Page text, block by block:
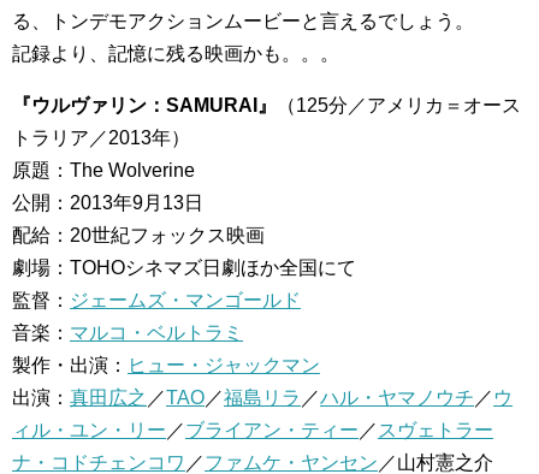
る、トンデモアクションムービーと言えるでしょう。
記録より、記憶に残る映画かも。。。
『ウルヴァリン：SAMURAI』
（125分／アメリカ＝オース
トラリア／2013年）
原題：The Wolverine
公開：2013年9月13日
配給：20世紀フォックス映画
劇場：TOHOシネマズ日劇ほか全国にて
監督： ジェームズ・マンゴールド
音楽： マルコ・ベルトラミ
製作・出演： ヒュー・ジャックマン
出演： 真田広之 ／TAO／福島リラ ／ハル・ヤマノウチ ／ ウ
ィル・ユン・リー ／ブライアン・ティー ／ スヴェトラー
ナ・コドチェンコワ ／ファムケ・ヤンセン ／山村憲之介